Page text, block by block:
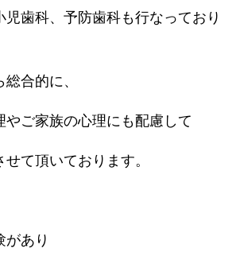
歯科、予防歯科も行なっており
合的に、
やご家族の心理にも配慮して
て頂いております。
があり